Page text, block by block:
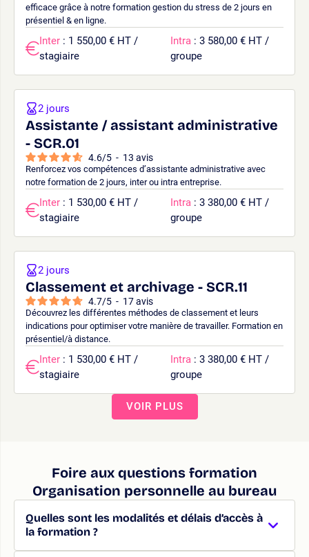
efficace grâce à notre formation gestion du stress de 2 jours en
présentiel & en ligne.
Inter : 1 550,00 € HT /
stagiaire
Intra : 3 580,00 € HT /
groupe
Assistante / assistant administrative
- SCR.01
4.6/5 - 13 avis
Renforcez vos compétences d’assistante administrative avec
notre formation de 2 jours, inter ou intra entreprise.
2 jours
Inter : 1 530,00 € HT /
stagiaire
Intra : 3 380,00 € HT /
groupe
Classement et archivage - SCR.11
4.7/5 - 17avis
Découvrez les différentes méthodes de classement et leurs
indications pour optimiser votre manière de travailler. Formation en
présentiel/à distance.
2 jours
Inter : 1 530,00 € HT /
stagiaire
Intra : 3 380,00 € HT /
groupe
VOIR PLUS
Foire aux questions formation
Organisation personnelle au bureau
Quelles sont les modalités et délais d’accès à
la formation ?